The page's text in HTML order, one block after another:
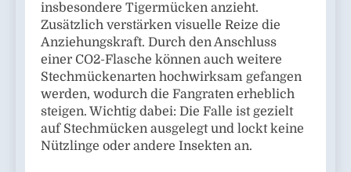
insbesondere Tigermücken anzieht.
Zusätzlich verstärken visuelle Reize die
Anziehungskraft. Durch den Anschluss
einer CO2-Flasche können auch weitere
Stechmückenarten hochwirksam gefangen
werden, wodurch die Fangraten erheblich
steigen. Wichtig dabei: Die Falle ist gezielt
auf Stechmücken ausgelegt und lockt keine
Nützlinge oder andere Insekten an.